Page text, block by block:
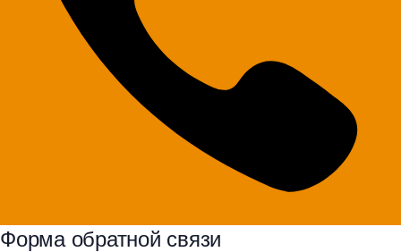
Форма обратной связи